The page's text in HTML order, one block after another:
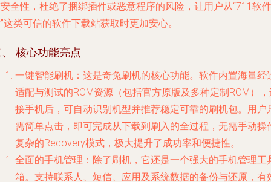
全性，杜绝了捆绑插件或恶意程序的风险，让用户从“711软件
这类可信的软件下载站获取时更加安心。
核心功能亮点
一键智能刷机 ：这是奇兔刷机的核心功能。软件内置海量经
适配与测试的ROM资源（包括官方原版及多种定制ROM）
接手机后，可自动识别机型并推荐稳定可靠的刷机包。用户
需简单点击，即可完成从下载到刷入的全过程，无需手动操
复杂的Recovery模式，极大提升了成功率和便捷性。
全面的手机管理 ：除了刷机，它还是一个强大的手机管理工
箱。支持联系人、短信、应用及系统数据的备份与还原，有